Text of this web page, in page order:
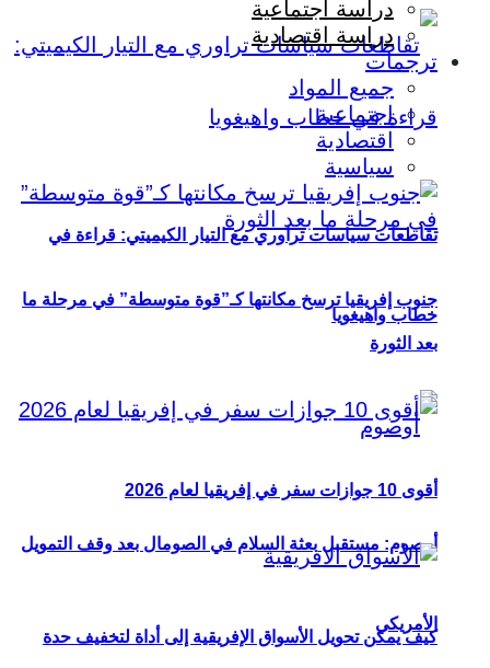
تقاطعات سياسات تراوري مع التيار الكيميتي: قراءة في
خطاب واهيغويا
أوصوم: مستقبل بعثة السلام في الصومال بعد وقف التمويل
الأمريكي
دراسة اجتماعية
دراسة اقتصادية
ترجمات
جميع المواد
اجتماعية
اقتصادية
سياسية
جنوب إفريقيا ترسخ مكانتها كـ”قوة متوسطة” في مرحلة ما
بعد الثورة
أقوى 10 جوازات سفر في إفريقيا لعام 2026
كيف يمكن تحويل الأسواق الإفريقية إلى أداة لتخفيف حدة